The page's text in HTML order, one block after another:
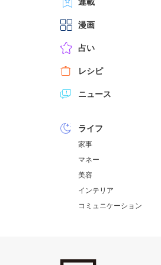
漫画
占い
レシピ
ニュース
ライフ
家事
マネー
美容
インテリア
コミュニケーション